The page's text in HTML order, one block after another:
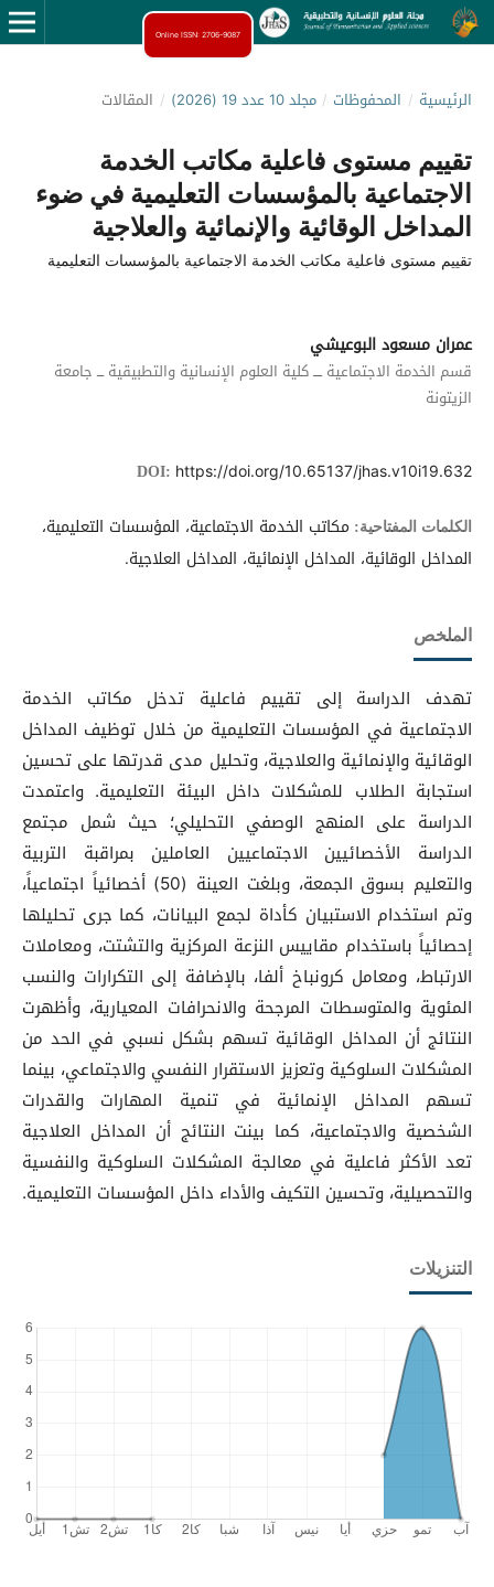
Online ISSN: 2706-9087
الرئيسية / المحفوظات / مجلد 10 عدد 19 (2026) / المقالات
تقييم مستوى فاعلية مكاتب الخدمة
الاجتماعية بالمؤسسات التعليمية في ضوء
المداخل الوقائية والإنمائية والعلاجية
تقييم مستوى فاعلية مكاتب الخدمة الاجتماعية بالمؤسسات التعليمية
عمران مسعود البوعيشي
قسم الخدمة الاجتماعية ــــ كلية العلوم الإنسانية والتطبيقية ـــ جامعة
الزيتونة
DOI: https://doi.org/10.65137/jhas.v10i19.632
الكلمات المفتاحية: مكاتب الخدمة الاجتماعية، المؤسسات التعليمية،
المداخل الوقائية، المداخل الإنمائية، المداخل العلاجية.
الملخص
تهدف الدراسة إلى تقييم فاعلية تدخل مكاتب الخدمة
الاجتماعية في المؤسسات التعليمية من خلال توظيف المداخل
الوقائية والإنمائية والعلاجية، وتحليل مدى قدرتها على تحسين
استجابة الطلاب للمشكلات داخل البيئة التعليمية. واعتمدت
الدراسة على المنهج الوصفي التحليلي؛ حيث شمل مجتمع
الدراسة الأخصائيين الاجتماعيين العاملين بمراقبة التربية
والتعليم بسوق الجمعة، وبلغت العينة (50) أخصائياً اجتماعياً،
وتم استخدام الاستبيان كأداة لجمع البيانات، كما جرى تحليلها
إحصائياً باستخدام مقاييس النزعة المركزية والتشتت، ومعاملات
الارتباط، ومعامل كرونباخ ألفا، بالإضافة إلى التكرارات والنسب
المئوية والمتوسطات المرجحة والانحرافات المعيارية، وأظهرت
النتائج أن المداخل الوقائية تسهم بشكل نسبي في الحد من
المشكلات السلوكية وتعزيز الاستقرار النفسي والاجتماعي، بينما
تسهم المداخل الإنمائية في تنمية المهارات والقدرات
الشخصية والاجتماعية، كما بينت النتائج أن المداخل العلاجية
تعد الأكثر فاعلية في معالجة المشكلات السلوكية والنفسية
والتحصيلية، وتحسين التكيف والأداء داخل المؤسسات التعليمية.
التنزيلات